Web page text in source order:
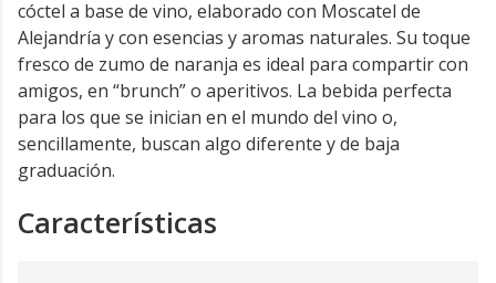
cóctel a base de vino, elaborado con Moscatel de
Alejandría y con esencias y aromas naturales. Su toque
fresco de zumo de naranja es ideal para compartir con
amigos, en “brunch” o aperitivos. La bebida perfecta
para los que se inician en el mundo del vino o,
sencillamente, buscan algo diferente y de baja
graduación.
Características